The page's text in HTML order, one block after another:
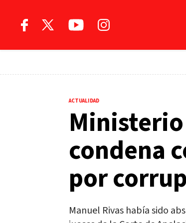
ACTUALIDAD
condena
por
Manuel Rivas había sido